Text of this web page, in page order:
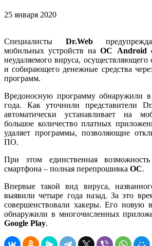
25 января 2020
Специалисты Dr.Web
мобильных устройств наОС Android
неудаляемого вируса,
и собирающего денежные средства
программ.
Вредоносную программу обнаружили
года. Как уточнили представители
автоматически устанавливает на
большое количество платных
удаляет программы, позволяющие
ПО.
При этом единственная
смартфона – полная перепрошивка ОС.
Впервые такой вид вируса,
выявили четыре года назад. За это
совершенствовали хакеры. Его новую
обнаружили в многочисленных
Google Play.